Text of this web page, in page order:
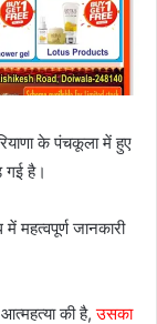
के पंचकूला में हुए
गई है।
महत्वपूर्ण जानकारी
की है,उसका